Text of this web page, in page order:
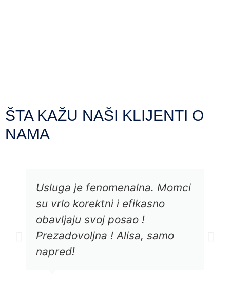
ŠTA KAŽU NAŠI KLIJENTI O
NAMA
Usluga je fenomenalna. Momci
su vrlo korektni i efikasno
obavljaju svoj posao !
Prezadovoljna ! Alisa, samo
napred!